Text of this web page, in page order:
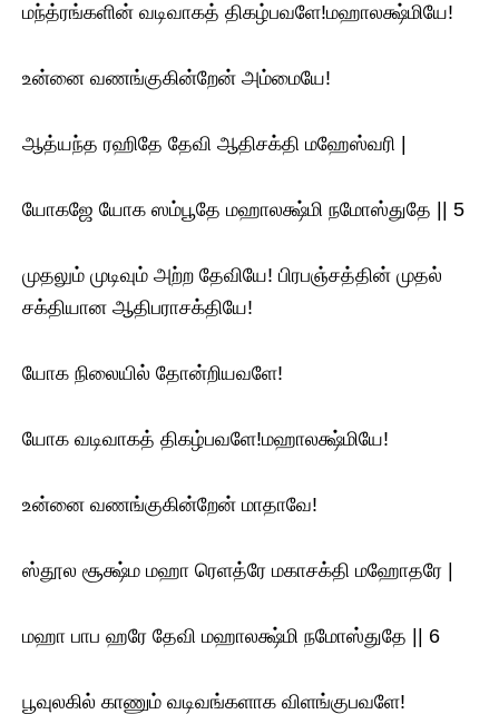
மந்த்ரங்களின் வடிவாகத் திகழ்பவளே!மஹாலக்ஷ்மியே!
உன்னை வணங்குகின்றேன் அம்மையே!
ஆத்யந்த ரஹிதே தேவி ஆதிசக்தி மஹேஸ்வரி |
யோகஜே யோக ஸம்பூதே மஹாலக்ஷ்மி நமோஸ்துதே || 5
முதலும் முடிவும் அற்ற தேவியே! பிரபஞ்சத்தின் முதல்
சக்தியான ஆதிபராசக்தியே!
யோக நிலையில் தோன்றியவளே!
யோக வடிவாகத் திகழ்பவளே!மஹாலக்ஷ்மியே!
உன்னை வணங்குகின்றேன் மாதாவே!
ஸ்தூல சூக்ஷ்ம மஹா ரெளத்ரே மகாசக்தி மஹோதரே |
மஹா பாப ஹரே தேவி மஹாலக்ஷ்மி நமோஸ்துதே || 6
பூவுலகில் காணும் வடிவங்களாக விளங்குபவளே!